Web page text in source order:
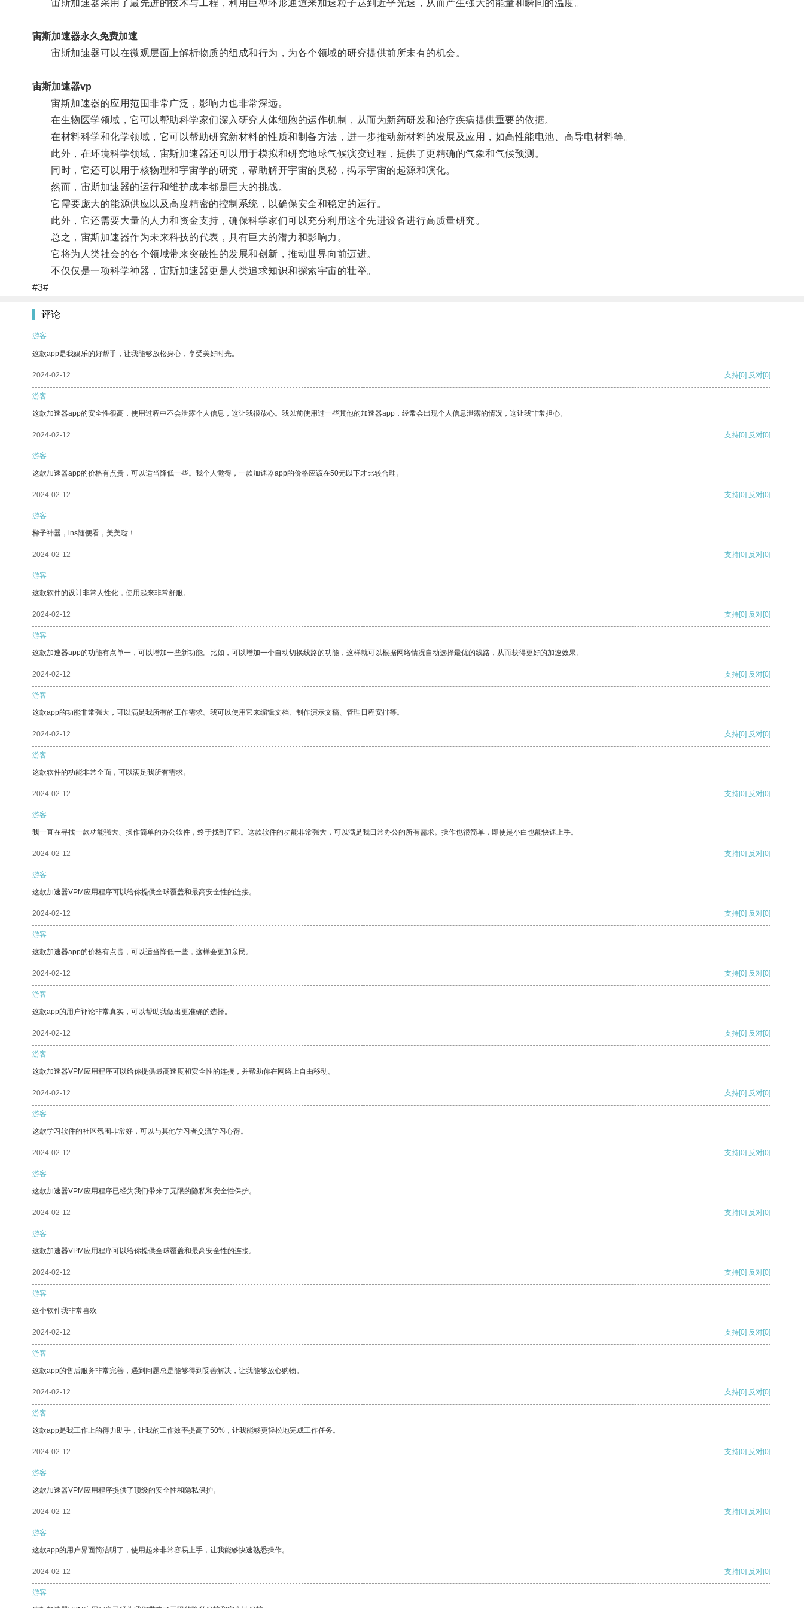
宙斯加速器采用了最先进的技术与工程，利用巨型环形通道来加速粒子达到近乎光速，从而产生强大的能量和瞬间的温度。
宙斯加速器永久免费加速
宙斯加速器可以在微观层面上解析物质的组成和行为，为各个领域的研究提供前所未有的机会。
宙斯加速器vp
宙斯加速器的应用范围非常广泛，影响力也非常深远。
在生物医学领域，它可以帮助科学家们深入研究人体细胞的运作机制，从而为新药研发和治疗疾病提供重要的依据。
在材料科学和化学领域，它可以帮助研究新材料的性质和制备方法，进一步推动新材料的发展及应用，如高性能电池、高导电材料等。
此外，在环境科学领域，宙斯加速器还可以用于模拟和研究地球气候演变过程，提供了更精确的气象和气候预测。
同时，它还可以用于核物理和宇宙学的研究，帮助解开宇宙的奥秘，揭示宇宙的起源和演化。
然而，宙斯加速器的运行和维护成本都是巨大的挑战。
它需要庞大的能源供应以及高度精密的控制系统，以确保安全和稳定的运行。
此外，它还需要大量的人力和资金支持，确保科学家们可以充分利用这个先进设备进行高质量研究。
总之，宙斯加速器作为未来科技的代表，具有巨大的潜力和影响力。
它将为人类社会的各个领域带来突破性的发展和创新，推动世界向前迈进。
不仅仅是一项科学神器，宙斯加速器更是人类追求知识和探索宇宙的壮举。
#3#
评论
游客
这款app是我娱乐的好帮手，让我能够放松身心，享受美好时光。
2024-02-12 支持[0] 反对[0]
游客
这款加速器app的安全性很高，使用过程中不会泄露个人信息，这让我很放心。我以前使用过一些其他的加速器app，经常会出现个人信息泄露的情况，这让我非常担心。
2024-02-12 支持[0] 反对[0]
游客
这款加速器app的价格有点贵，可以适当降低一些。我个人觉得，一款加速器app的价格应该在50元以下才比较合理。
2024-02-12 支持[0] 反对[0]
游客
梯子神器，ins随便看，美美哒！
2024-02-12 支持[0] 反对[0]
游客
这款软件的设计非常人性化，使用起来非常舒服。
2024-02-12 支持[0] 反对[0]
游客
这款加速器app的功能有点单一，可以增加一些新功能。比如，可以增加一个自动切换线路的功能，这样就可以根据网络情况自动选择最优的线路，从而获得更好的加速效果。
2024-02-12 支持[0] 反对[0]
游客
这款app的功能非常强大，可以满足我所有的工作需求。我可以使用它来编辑文档、制作演示文稿、管理日程安排等。
2024-02-12 支持[0] 反对[0]
游客
这款软件的功能非常全面，可以满足我所有需求。
2024-02-12 支持[0] 反对[0]
游客
我一直在寻找一款功能强大、操作简单的办公软件，终于找到了它。这款软件的功能非常强大，可以满足我日常办公的所有需求。操作也很简单，即使是小白也能快速上手。
2024-02-12 支持[0] 反对[0]
游客
这款加速器VPM应用程序可以给你提供全球覆盖和最高安全性的连接。
2024-02-12 支持[0] 反对[0]
游客
这款加速器app的价格有点贵，可以适当降低一些，这样会更加亲民。
2024-02-12 支持[0] 反对[0]
游客
这款app的用户评论非常真实，可以帮助我做出更准确的选择。
2024-02-12 支持[0] 反对[0]
游客
这款加速器VPM应用程序可以给你提供最高速度和安全性的连接，并帮助你在网络上自由移动。
2024-02-12 支持[0] 反对[0]
游客
这款学习软件的社区氛围非常好，可以与其他学习者交流学习心得。
2024-02-12 支持[0] 反对[0]
游客
这款加速器VPM应用程序已经为我们带来了无限的隐私和安全性保护。
2024-02-12 支持[0] 反对[0]
游客
这款加速器VPM应用程序可以给你提供全球覆盖和最高安全性的连接。
2024-02-12 支持[0] 反对[0]
游客
这个软件我非常喜欢
2024-02-12 支持[0] 反对[0]
游客
这款app的售后服务非常完善，遇到问题总是能够得到妥善解决，让我能够放心购物。
2024-02-12 支持[0] 反对[0]
游客
这款app是我工作上的得力助手，让我的工作效率提高了50%，让我能够更轻松地完成工作任务。
2024-02-12 支持[0] 反对[0]
游客
这款加速器VPM应用程序提供了顶级的安全性和隐私保护。
2024-02-12 支持[0] 反对[0]
游客
这款app的用户界面简洁明了，使用起来非常容易上手，让我能够快速熟悉操作。
2024-02-12 支持[0] 反对[0]
游客